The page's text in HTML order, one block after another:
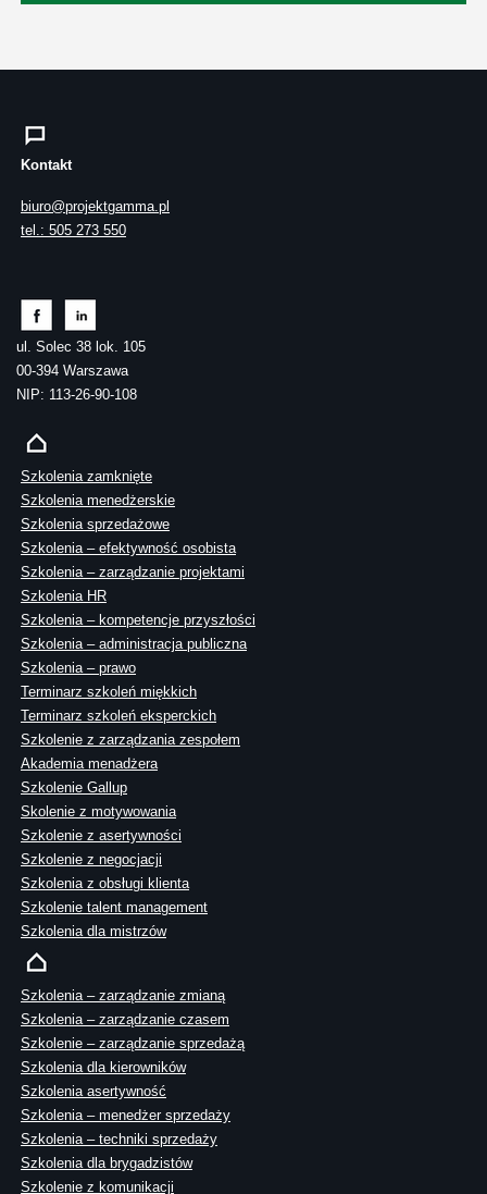
Kontakt
biuro@projektgamma.pl
tel.: 505 273 550
ul. Solec 38 lok. 105
00-394 Warszawa
NIP: 113-26-90-108
Szkolenia zamknięte
Szkolenia menedżerskie
Szkolenia sprzedażowe
Szkolenia – efektywność osobista
Szkolenia – zarządzanie projektami
Szkolenia HR
Szkolenia – kompetencje przyszłości
Szkolenia – administracja publiczna
Szkolenia – prawo
Terminarz szkoleń miękkich
Terminarz szkoleń eksperckich
Szkolenie z zarządzania zespołem
Akademia menadżera
Szkolenie Gallup
Skolenie z motywowania
Szkolenie z asertywności
Szkolenie z negocjacji
Szkolenia z obsługi klienta
Szkolenie talent management
Szkolenia dla mistrzów
Szkolenia – zarządzanie zmianą
Szkolenia – zarządzanie czasem
Szkolenie – zarządzanie sprzedażą
Szkolenia dla kierowników
Szkolenia asertywność
Szkolenia – menedżer sprzedaży
Szkolenia – techniki sprzedaży
Szkolenia dla brygadzistów
Szkolenie z komunikacji